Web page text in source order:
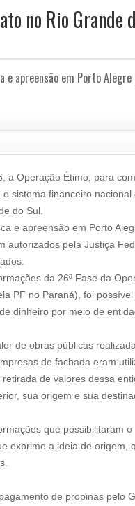
no Rio Grande
apreensão em Porto Alegre
a Operação Étimo, para
sistema financeiro nacional
do Sul.
e apreensão em Porto
autorizados pela Justiça
da 26ª Fase da
PF no Paraná), foi
dinheiro por meio de
de obras públicas
de fachada eram
de valores dessa
sua origem e sua
que possibilitaram o
exprime a ideia de origem,
de propinas pelo